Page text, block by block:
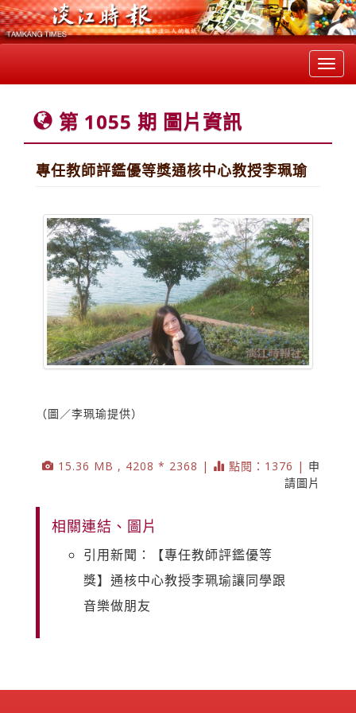
第 1055 期 圖片資訊
專任教師評鑑優等獎通核中心教授李珮瑜
（圖／李珮瑜提供）
15.36 MB , 4208 * 2368 | 點閱：1376 | 申
請圖片
相關連結、圖片
引用新聞：【專任教師評鑑優等
獎】通核中心教授李珮瑜讓同學跟
音樂做朋友